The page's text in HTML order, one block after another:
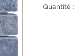
Quantité :